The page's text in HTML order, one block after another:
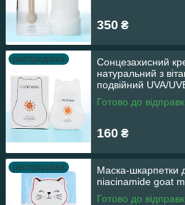
350 ₴
распродажа
Сонцезахисний
натуральний з
подвійний UVA/
Готово до
160 ₴
распродажа
Маска-шкарпетки
niacinamide goat
Готово до